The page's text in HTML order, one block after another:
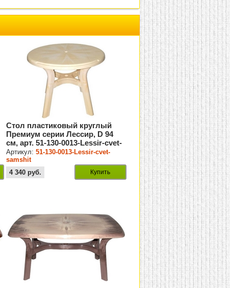
Стол пластиковый круглый
Премиум серии Лессир, D 94
см, арт. 51-130-0013-Lessir-cvet-
samshit
Артикул:51-130-0013-Lessir-cvet-
samshit
4 340 руб. Купить